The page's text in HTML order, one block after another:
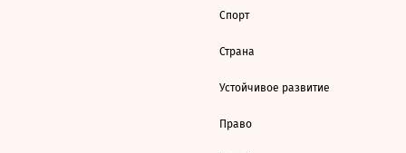
Спорт
Страна
Устойчивое развитие
Право